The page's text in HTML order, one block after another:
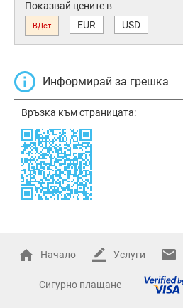
Показвай цените в
ВДст EUR USD
Информирай за грешка
Връзка към страницата:
Начало Услуги
Сигурно плащане